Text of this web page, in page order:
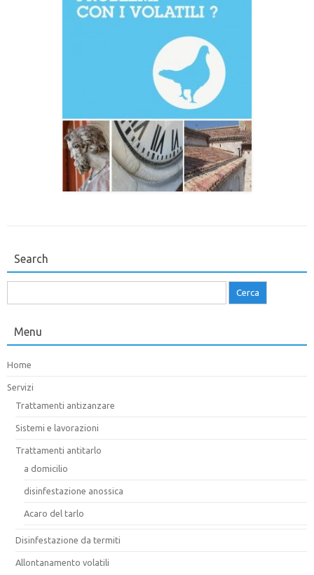
Search
per:
Menu
Home
Servizi
Trattamenti antizanzare
Sistemi e lavorazioni
Trattamenti antitarlo
a domicilio
disinfestazione anossica
Acaro del tarlo
Disinfestazione da termiti
Allontanamento volatili